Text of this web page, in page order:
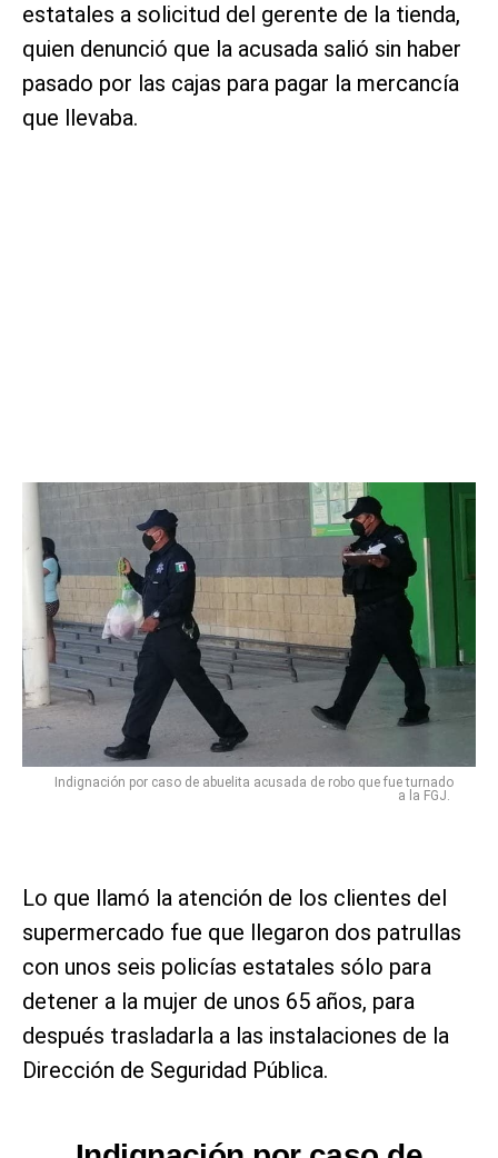
estatales a solicitud del gerente de la tienda,
quien denunció que la acusada salió sin haber
pasado por las cajas para pagar la mercancía
que llevaba.
Indignación por caso de abuelita acusada de robo que fue turnado
a la FGJ.
Lo que llamó la atención de los clientes del
supermercado fue que llegaron dos patrullas
con unos seis policías estatales sólo para
detener a la mujer de unos 65 años, para
después trasladarla a las instalaciones de la
Dirección de Seguridad Pública.